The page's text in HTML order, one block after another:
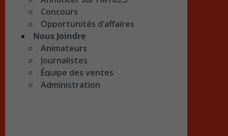
Concours
Opportunités d’affaires
Nous Joindre
Animateurs
Journalistes
Équipe des ventes
Administration